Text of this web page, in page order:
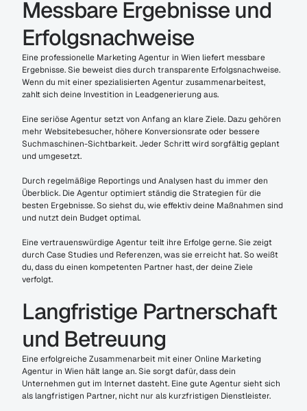
Messbare Ergebnisse und
Erfolgsnachweise
Eine professionelle Marketing Agentur in Wien liefert messbare
Ergebnisse. Sie beweist dies durch transparente Erfolgsnachweise.
Wenn du mit einer spezialisierten Agentur zusammenarbeitest,
zahlt sich deine Investition in Leadgenerierung aus.
Eine seriöse Agentur setzt von Anfang an klare Ziele. Dazu gehören
mehr Websitebesucher, höhere Konversionsrate oder bessere
Suchmaschinen-Sichtbarkeit. Jeder Schritt wird sorgfältig geplant
und umgesetzt.
Durch regelmäßige Reportings und Analysen hast du immer den
Überblick. Die Agentur optimiert ständig die Strategien für die
besten Ergebnisse. So siehst du, wie effektiv deine Maßnahmen sind
und nutzt dein Budget optimal.
Eine vertrauenswürdige Agentur teilt ihre Erfolge gerne. Sie zeigt
durch Case Studies und Referenzen, was sie erreicht hat. So weißt
du, dass du einen kompetenten Partner hast, der deine Ziele
verfolgt.
Langfristige Partnerschaft
und Betreuung
Eine erfolgreiche Zusammenarbeit mit einer Online Marketing
Agentur in Wien hält lange an. Sie sorgt dafür, dass dein
Unternehmen gut im Internet dasteht. Eine gute Agentur sieht sich
als langfristigen Partner, nicht nur als kurzfristigen Dienstleister.